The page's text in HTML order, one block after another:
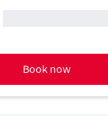
Book now